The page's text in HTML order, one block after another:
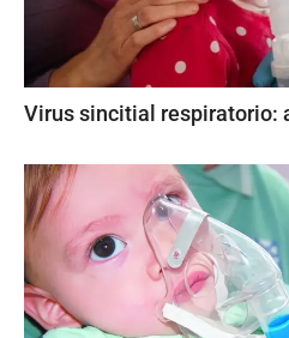
Virus sincitial respiratorio: